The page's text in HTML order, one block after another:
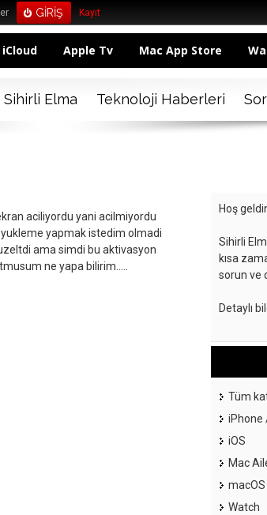
Kayıt
iCloud Apple Tv Mac App Store
Sihirli Elma Teknoloji Haberleri
aciliyordu yani acilmiyordu
yapmak istedim olmadi
ama simdi bu aktivasyon
ne yapa bilirim.....
Hoş
Sihirli
kısa
sorun ve
Detaylı
Tüm
iPhone
iOS
Mac
macOS
Watch